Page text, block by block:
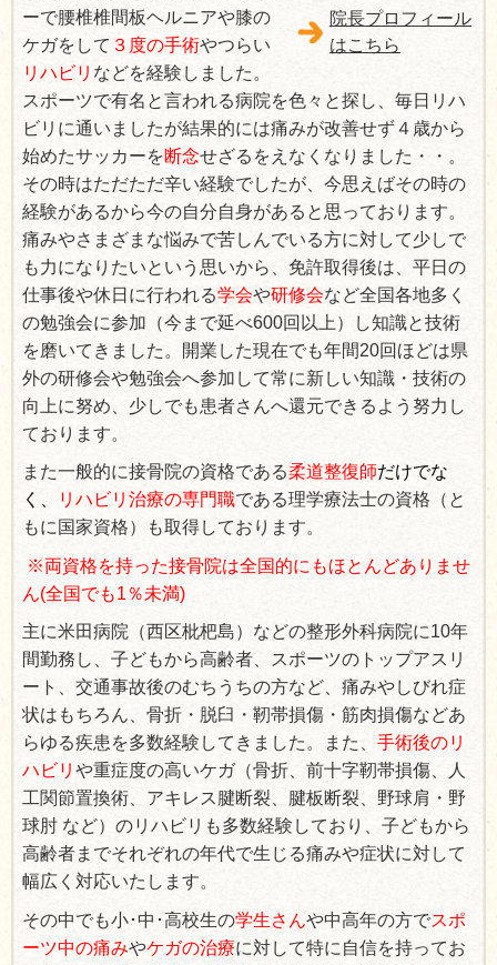
院長プロフィール
はこちら
ーで腰椎椎間板ヘルニアや膝の
ケガをして ３度の手術やつらい
リハビリ などを経験しました。
スポーツで有名と言われる病院を色々と探し、毎日リハ
ビリに通いましたが結果的には痛みが改善せず４歳から
始めたサッカーを断念せざるをえなくなりました・・。
その時はただただ辛い経験でしたが、今思えばその時の
経験があるから今の自分自身があると思っております。
痛みやさまざまな悩みで苦しんでいる方に対して少しで
も力になりたいという思いから、免許取得後は、平日の
仕事後や休日に行われる学会や研修会など全国各地多く
の勉強会に参加（今まで延べ600回以上）し知識と技術
を磨いてきました。開業した現在でも年間20回ほどは県
外の研修会や勉強会へ参加して常に新しい知識・技術の
向上に努め、少しでも患者さんへ還元できるよう努力し
ております。
また一般的に接骨院の資格である柔道整復師だけでな
く、
リハビリ治療の専門職である理学療法士の資格（と
もに国家資格）も取得しております。
※両資格を持った接骨院は全国的にもほとんどありませ
ん(全国でも1％未満)
主に米田病院（西区枇杷島）などの整形外科病院に10年
間勤務し、子どもから高齢者、スポーツのトップアスリ
ート、交通事故後のむちうちの方など、痛みやしびれ症
状はもちろん、骨折・脱臼・靭帯損傷・筋肉損傷などあ
らゆる疾患を多数経験してきました。また、 手術後のリ
ハビリ や重症度の高いケガ（骨折、前十字靭帯損傷、人
工関節置換術、アキレス腱断裂、腱板断裂、野球肩・野
球肘 など）のリハビリも多数経験しており、子どもから
高齢者までそれぞれの年代で生じる痛みや症状に対して
幅広く対応いたします。
その中でも小･中･高校生の学生さんや中高年の方でスポ
ーツ中の痛みやケガの治療に対して特に自信を持ってお